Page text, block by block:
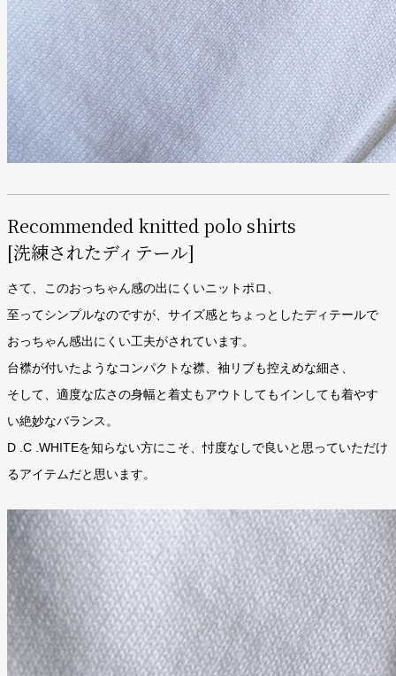
Recommended knitted polo shirts
[洗練されたディテール]
さて、このおっちゃん感の出にくいニットポロ、
至ってシンプルなのですが、サイズ感とちょっとしたディテールで
おっちゃん感出にくい工夫がされています。
台襟が付いたようなコンパクトな襟、袖リブも控えめな細さ、
そして、適度な広さの身幅と着丈もアウトしてもインしても着やす
い絶妙なバランス。
D .C .WHITEを知らない方にこそ、忖度なしで良いと思っていただけ
るアイテムだと思います。